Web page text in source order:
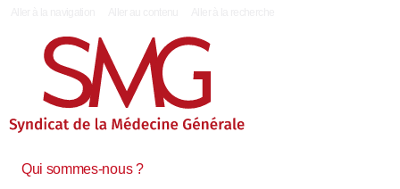
Qui sommes-nous ?